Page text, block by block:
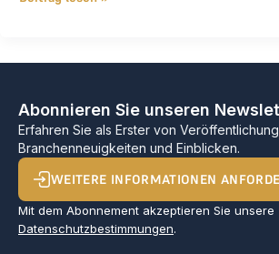
Abonnieren Sie unseren
Erfahren Sie als Erster von
Branchenneuigkeiten und Einblicken.
WEITERE INFORMATIONEN
Mit dem Abonnement akzeptieren Sie unsere
Datenschutzbestimmungen.